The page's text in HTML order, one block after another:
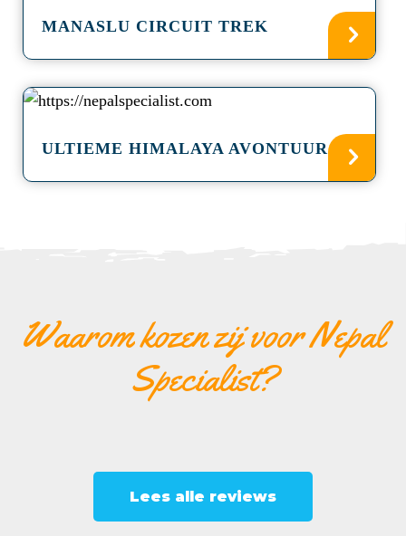
MANASLU CIRCUIT TREK
ULTIEME HIMALAYA AVONTUUR
a
Waarom kozen zij voor Nepal
Specialist?
Lees alle reviews